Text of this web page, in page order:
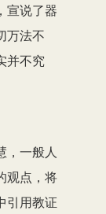
宣说了器
万法不
并不究
，一般人
观点，将
引用教证